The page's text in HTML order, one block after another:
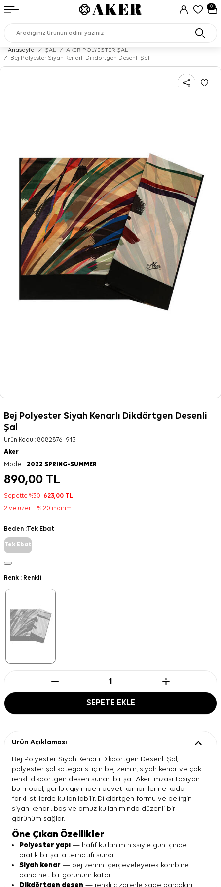
0
Anasayfa / ŞAL /
AKER POLYESTER ŞAL
/
Bej Polyester Siyah Kenarlı Dikdörtgen Desenli Şal
Bej Polyester Siyah Kenarlı Dikdörtgen Desenli
Şal
Ürün Kodu : 8082876_913
Aker
Model : 2022 SPRING-SUMMER
890,00 TL
Sepette %30 623,00 TL
2 ve üzeri +% 20 indirim
Beden :Tek Ebat
Tek Ebat
Renk : Renkli
SEPETE EKLE
Ürün Açıklaması
Bej Polyester Siyah Kenarlı Dikdörtgen Desenli Şal,
polyester şal kategorisi için bej zemin, siyah kenar ve çok
renkli dikdörtgen desen sunan bir şal. Aker imzası taşıyan
bu model, günlük giyimden davet kombinlerine kadar
farklı stillerde kullanılabilir. Dikdörtgen formu ve belirgin
siyah kenarı, baş ve omuz kullanımında düzenli bir
görünüm sağlar.
Öne Çıkan Özellikler
Polyester yapı — hafif kullanım hissiyle gün içinde
pratik bir şal alternatifi sunar.
Siyah kenar — bej zemini çerçeveleyerek kombine
daha net bir görünüm katar.
Dikdörtgen desen — renkli çizgilerle sade parçaları